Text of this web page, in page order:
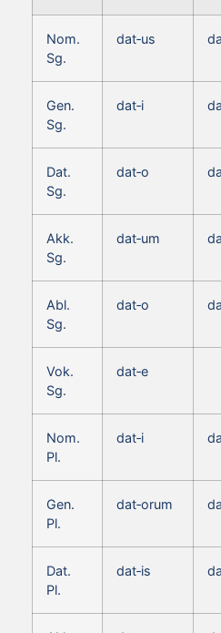
Nom.
Sg.
dat‑us
Gen.
Sg.
dat‑i
Dat.
Sg.
dat‑o
Akk.
Sg.
dat‑um
Abl.
Sg.
dat‑o
Vok.
Sg.
dat‑e
Nom.
Pl.
dat‑i
Gen.
Pl.
dat‑orum
Dat.
Pl.
dat‑is